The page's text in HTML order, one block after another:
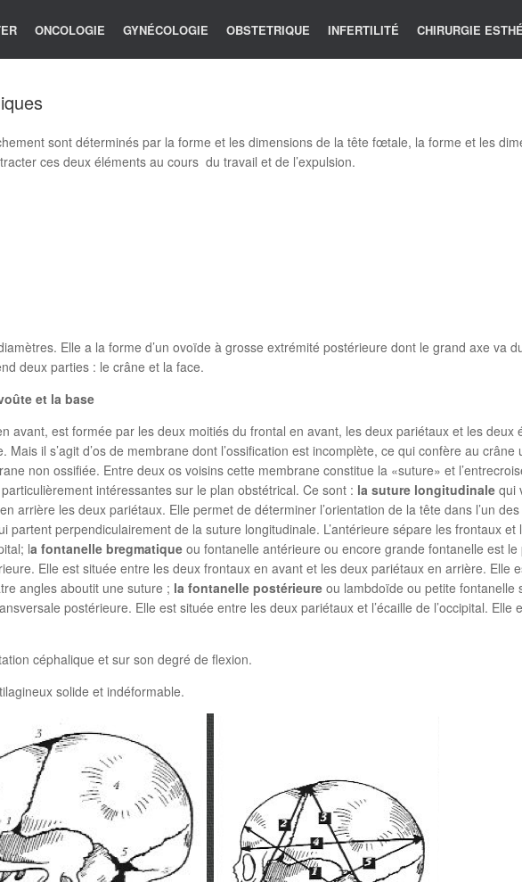
ONCOLOGIE GYNÉCOLOGIE OBSTETRIQUE INFERTILITÉ CHIRURGIE
sont déterminés par la forme et les dimensions de la tête fœtale, la forme et les
ces deux éléments au cours du travail et de l’expulsion.
Elle a la forme d’un ovoïde à grosse extrémité postérieure dont le grand axe va
deux parties : le crâne et la face.
et la base
est formée par les deux moitiés du frontal en avant, les deux pariétaux et les deux
Mais il s’agit d’os de membrane dont l’ossification est incomplète, ce qui confère au
non ossifiée. Entre deux os voisins cette membrane constitue la «suture» et
intéressantes sur le plan obstétrical. Ce sont : la suture longitudinale qui
arrière les deux pariétaux. Elle permet de déterminer l’orientation de la tête dans l’un
partent perpendiculairement de la suture longitudinale. L’antérieure sépare les frontaux et
la fontanelle bregmatique ou fontanelle antérieure ou encore grande fontanelle est
Elle est située entre les deux frontaux en avant et les deux pariétaux en arrière. Elle
angles aboutit une suture ; la fontanelle postérieure ou lambdoïde ou petite fontanelle
postérieure. Elle est située entre les deux pariétaux et l’écaille de l’occipital. Elle
céphalique et sur son degré de flexion.
solide et indéformable.